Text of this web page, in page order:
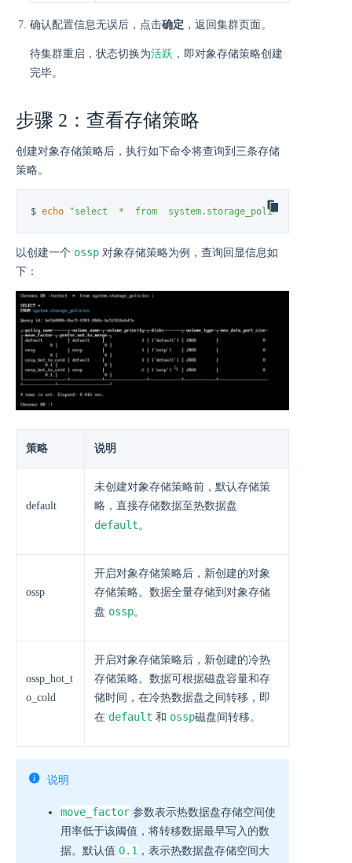
确认配置信息无误后，点击确定 ，返回集群页面。
待集群重启，状态切换为活跃 ，即对象存储策略创建
完毕。
步骤 2：查看存储策略
创建对象存储策略后，执行如下命令将查询到三条存储
策略。
$ echo "select  *  from  system.storage_policies"
以创建一个 ossp 对象存储策略为例，查询回显信息如
下：
策略 说明
default
未创建对象存储策略前，默认存储策
略，直接存储数据至热数据盘
default。
ossp
开启对象存储策略后，新创建的对象
存储策略。数据全量存储到对象存储
盘 ossp。
ossp_hot_t
o_cold
开启对象存储策略后，新创建的冷热
存储策略。数据可根据磁盘容量和存
储时间，在冷热数据盘之间转移，即
在 default 和 ossp磁盘间转移。
说明
move_factor 参数表示热数据盘存储空间使
用率低于该阈值，将转移数据最早写入的数
据。默认值 0.1 ，表示热数据盘存储空间大